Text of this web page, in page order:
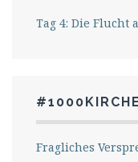
Tag 4: Die Flucht
Fragliches